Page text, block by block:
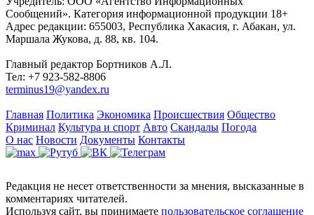
Сообщений». Категория информационной продукции 18+
Адрес редакции: 655003, Республика Хакасия, г. Абакан, ул.
Маршала Жукова, д. 88, кв. 104.
Главный редактор Бортников А.Л.
Тел: +7 923-582-8806
terminus19@yandex.ru
Главная Политика Экономика Происшествия Общество
Криминал Культура и спорт Авто Скандалы Погода
О нас Новости Документы Контакты
Редакция не несет ответственности за мнения, высказанные в
комментариях читателей.
Используя сайт, вы принимаете пользовательское соглашение